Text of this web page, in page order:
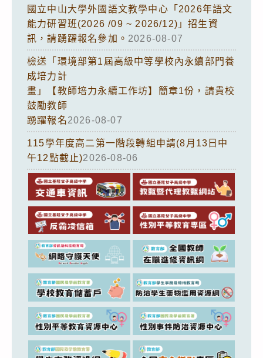
國立中山大學外國語文教學中心「2026年語文
能力研習班(2026 /09 ~ 2026/12)」招生資
訊，請踴躍報名參加。 2026-08-07
檢送「環境部第1屆高級中等學校內永續部門養
成培力計
畫」【教師培力永續工作坊】簡章1份，請貴校
鼓勵教師
踴躍報名2026-08-07
115學年度高二第一階段轉組申請(8月13日中
午12點截止)2026-08-06